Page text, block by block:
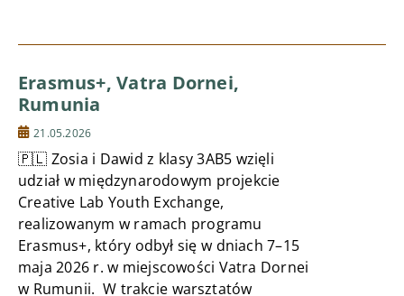
Erasmus+, Vatra Dornei,
Rumunia
21.05.2026
🇵🇱 Zosia i Dawid z klasy 3AB5 wzięli
udział w międzynarodowym projekcie
Creative Lab Youth Exchange,
realizowanym w ramach programu
Erasmus+, który odbył się w dniach 7–15
maja 2026 r. w miejscowości Vatra Dornei
w Rumunii. W trakcie warsztatów